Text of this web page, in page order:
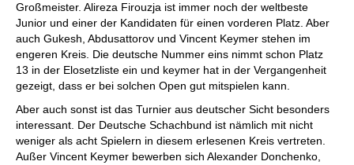
Großmeister. Alireza Firouzja ist immer noch der weltbeste
Junior und einer der Kandidaten für einen vorderen Platz. Aber
auch Gukesh, Abdusattorov und Vincent Keymer stehen im
engeren Kreis. Die deutsche Nummer eins nimmt schon Platz
13 in der Elosetzliste ein und keymer hat in der Vergangenheit
gezeigt, dass er bei solchen Open gut mitspielen kann.
Aber auch sonst ist das Turnier aus deutscher Sicht besonders
interessant. Der Deutsche Schachbund ist nämlich mit nicht
weniger als acht Spielern in diesem erlesenen Kreis vertreten.
Außer Vincent Keymer bewerben sich Alexander Donchenko,